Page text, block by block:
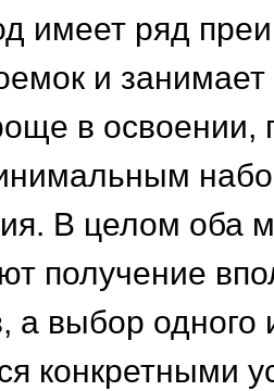
имеет ряд
и
в освоении,
В целом оба
получение
а выбор одного
конкретными